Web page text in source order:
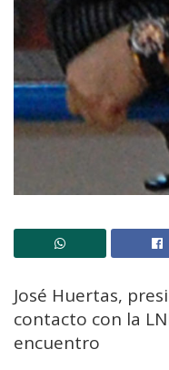
José Huertas,
contacto con la
encuentro